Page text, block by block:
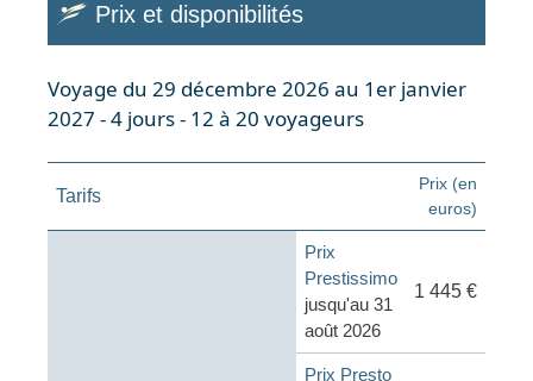
Prix et disponibilités
Voyage du 29 décembre 2026 au 1er janvier
2027 - 4 jours - 12 à 20 voyageurs
Tarifs
Prix (en
euros)
Prix
Prestissimo
jusqu'au 31
août 2026
1 445 €
Prix Presto